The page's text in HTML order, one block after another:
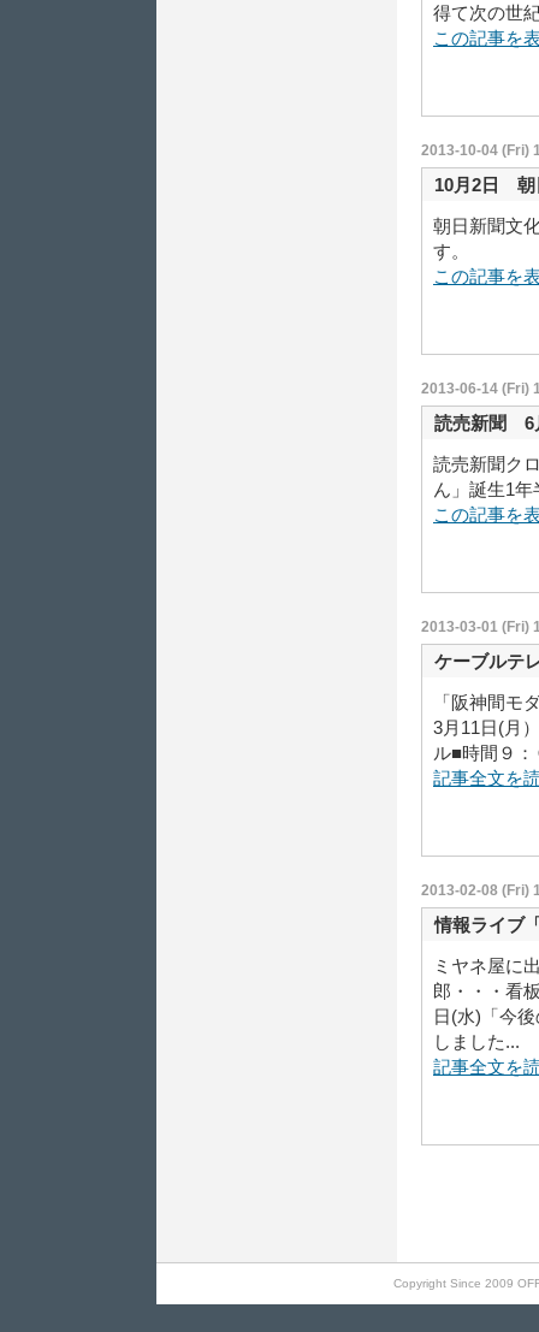
得て次の世
この記事を
2013-10-04 (Fri)
10月2日 朝
朝日新聞文
す。
この記事を
2013-06-14 (Fri)
読売新聞 6
読売新聞ク
ん」誕生1
この記事を
2013-03-01 (Fri)
ケーブルテ
「阪神間モ
3月11日(月
ル■時間９
記事全文を
2013-02-08 (Fri)
情報ライブ
ミヤネ屋に
郎・・・看
日(水)「今
しました...
記事全文を
Copyright Since 2009